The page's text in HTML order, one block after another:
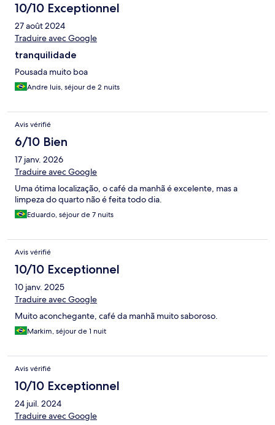
10/10 Exceptionnel
27 août 2024
Traduire avec Google
tranquilidade
Pousada muito boa
Andre luis, séjour de 2 nuits
Avis vérifié
6/10 Bien
17 janv. 2026
Traduire avec Google
Uma ótima localização, o café da manhã é excelente, mas a
limpeza do quarto não é feita todo dia.
Eduardo, séjour de 7 nuits
Avis vérifié
10/10 Exceptionnel
10 janv. 2025
Traduire avec Google
Muito aconchegante, café da manhã muito saboroso.
Markim, séjour de 1 nuit
Avis vérifié
10/10 Exceptionnel
24 juil. 2024
Traduire avec Google